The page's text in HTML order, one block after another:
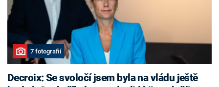
7 fotografií
Decroix: Se svoločí jsem byla na vládu ještě